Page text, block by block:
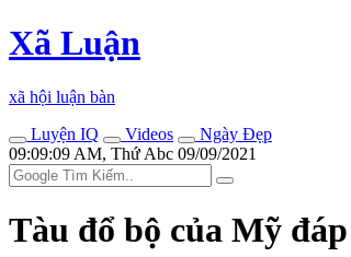
Xã Luận
xã hội luận bàn
Luyện IQ
Videos
Ngày Đẹp
09:09:09 AM, Thứ Abc 09/09/2021
Tàu đổ bộ của Mỹ